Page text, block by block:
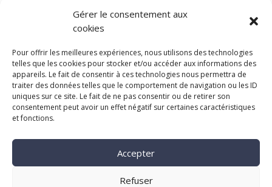
Gérer le consentement aux
cookies
Pour offrir les meilleures expériences, nous utilisons des technologies
telles que les cookies pour stocker et/ou accéder aux informations des
appareils. Le fait de consentir à ces technologies nous permettra de
traiter des données telles que le comportement de navigation ou les ID
uniques sur ce site. Le fait de ne pas consentir ou de retirer son
consentement peut avoir un effet négatif sur certaines caractéristiques
et fonctions.
Accepter
Refuser